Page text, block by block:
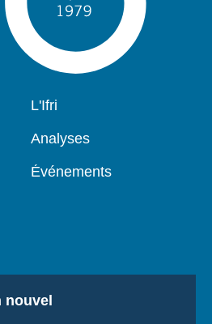
Navigation
L'Ifri
Analyses
Événements
nouvel